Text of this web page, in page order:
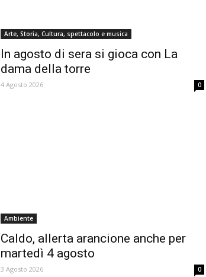
Arte, Storia, Cultura, spettacolo e musica
In agosto di sera si gioca con La
dama della torre
4 Agosto 2026 0
Ambiente
Caldo, allerta arancione anche per
martedì 4 agosto
3 Agosto 2026 0